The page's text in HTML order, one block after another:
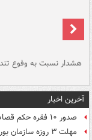
هشدار نسبت به وفوع
آخرین اخبار
صدور ۱۰ فقره حکم قصاص برای «کلثوم اکبری»
مهلت ۳ روزه سازمان بورس به هلدینگ خلیج فارس